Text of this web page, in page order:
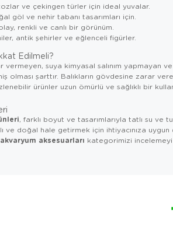
ve çekingen türler için ideal yuvalar.
göl ve nehir tabanı tasarımları için.
renkli ve canlı bir görünüm.
antik şehirler ve eğlenceli figürler.
Edilmeli?
suya kimyasal salınım yapmayan ve
olması şarttır. Balıkların gövdesine zarar
ürünler uzun ömürlü ve sağlıklı bir
, farklı boyut ve tasarımlarıyla tatlı su ve
ve doğal hale getirmek için ihtiyacınıza uygun
akvaryum aksesuarları kategorimizi incelemeyi